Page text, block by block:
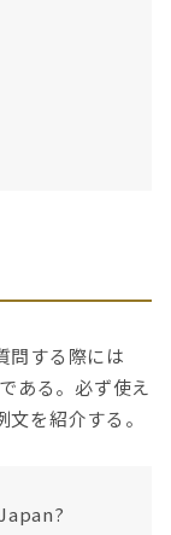
問する際には
ある。必ず使え
を紹介する。